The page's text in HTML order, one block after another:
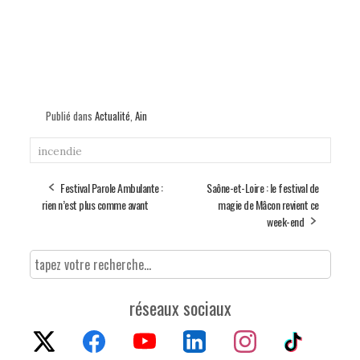
Publié dans Actualité Ain
incendie
Festival Parole Ambulante :
rien n’est plus comme avant
Saône-et-Loire : le festival de
magie de Mâcon revient ce
week-end
réseaux sociaux